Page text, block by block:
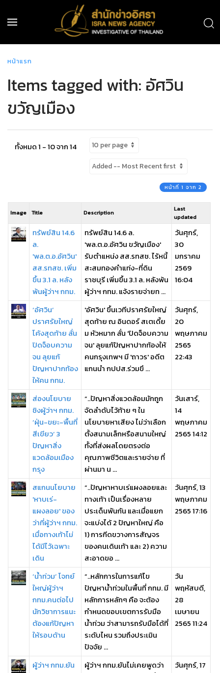
หน้าแรก
Items tagged with: อัศวิน
ขวัญเมือง
ทั้งหมด 1 - 10 จาก 14
หน้าที่ 1 จาก 2
Image Title Description
Last
updated
ทรัพย์สิน 14.6
ล.
'พล.ต.อ.อัศวิน'
สส.รทสช. เพิ่ม
ขึ้น 3.1 ล. หลัง
พ้นผู้ว่าฯ กทม.
ทรัพย์สิน 14.6 ล.
'พล.ต.อ.อัศวิน ขวัญเมือง'
รับตำแหน่ง สส.รทสช. ไร้หนี้
สะสมทองคำแท่ง-ที่ดิน
ราชบุรี เพิ่มขึ้น 3.1 ล. หลังพ้น
ผู้ว่าฯ กทม. แจ้งรายจ่ายท ...
วันศุกร์,
30
มกราคม
2569
16:04
‘อัศวิน’
ปราศรัยใหญ่
โค้งสุดท้าย ลั่น
ปิดจ็อบความ
จน ลุยแก้
ปัญหาปากท้อง
ให้คน กทม.
'อัศวิน' ขึ้นเวทีปราศรัยใหญ่
สุดท้าย ณ อินดอร์ สเตเดี้ย
ม หัวหมาก ลั่น 'ปิดจ็อบความ
จน' ลุยแก้ปัญหาปากท้องให้
คนกรุงเทพฯ มี 'ถาวร' อดีต
แกนนำ กปปส.ร่วมขึ ...
วันศุกร์,
20
พฤษภาคม
2565
22:43
ส่องนโยบาย
ชิงผู้ว่าฯ กทม.
‘ฝุ่น-ขยะ-พื้นที่
สีเขียว’ 3
ปัญหาสิ่ง
แวดล้อมเมือง
กรุง
“..ปัญหาสิ่งแวดล้อมมักถูก
จัดลำดับไว้ท้าย ๆ ใน
นโยบายหาเสียง ไม่ว่าเลือก
ตั้งสนามเล็กหรือสนามใหญ่
ทั้งที่ส่งผลโดยตรงต่อ
คุณภาพชีวิตและรายจ่าย ที่
ผ่านมา น ...
วันเสาร์,
14
พฤษภาคม
2565 14:12
สแกนนโยบาย
'หาบเร่-
แผงลอย' ของ
ว่าที่ผู้ว่าฯ กทม.
เมื่อทางเท้าไม่
ได้มีไว้เฉพาะ
เดิน
“..ปัญหาหาบเร่แผงลอยและ
ทางเท้า เป็นเรื่องหลาย
ประเด็นพันกัน และเมื่อแยก
จะแบ่งได้ 2 ปัญหาใหญ่ คือ
1) การกีดขวางการสัญจร
ของคนเดินเท้า และ 2) ความ
สะอาดขอ ...
วันศุกร์, 13
พฤษภาคม
2565 17:16
‘น้ำท่วม’ โจทย์
ใหญ่ผู้ว่าฯ
กทม.คนต่อไป
นักวิชาการแนะ
ต้องแก้ปัญหา
ให้รอบด้าน
“..หลักการในการแก้ไข
ปัญหาน้ำท่วมในพื้นที่ กทม. มี
หลักการหลักๆ คือ จะต้อง
กำหนดขอบเขตการรับมือ
น้ำท่วม ว่าสามารถรับมือได้ที่
ระดับไหน รวมถึงประเมิน
ปัจจัย ...
วัน
พฤหัสบดี,
28
เมษายน
2565 11:24
ผู้ว่าฯ กทม.ยัน
ผู้ว่าฯ กทม.ยันไม่เคยพูดว่า
วันศุกร์, 17